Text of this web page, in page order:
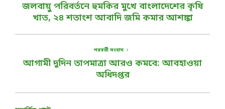
জলবায়ু পরিবর্তনে হুমকির মুখে বাংলাদেশের কৃষি
খাত, ২৪ শতাংশ আবাদি জমি কমার আশঙ্কা
পরবর্তী সংবাদ
আগামী দুদিন তাপমাত্রা আরও কমবে: আবহাওয়া
অধিদপ্তর